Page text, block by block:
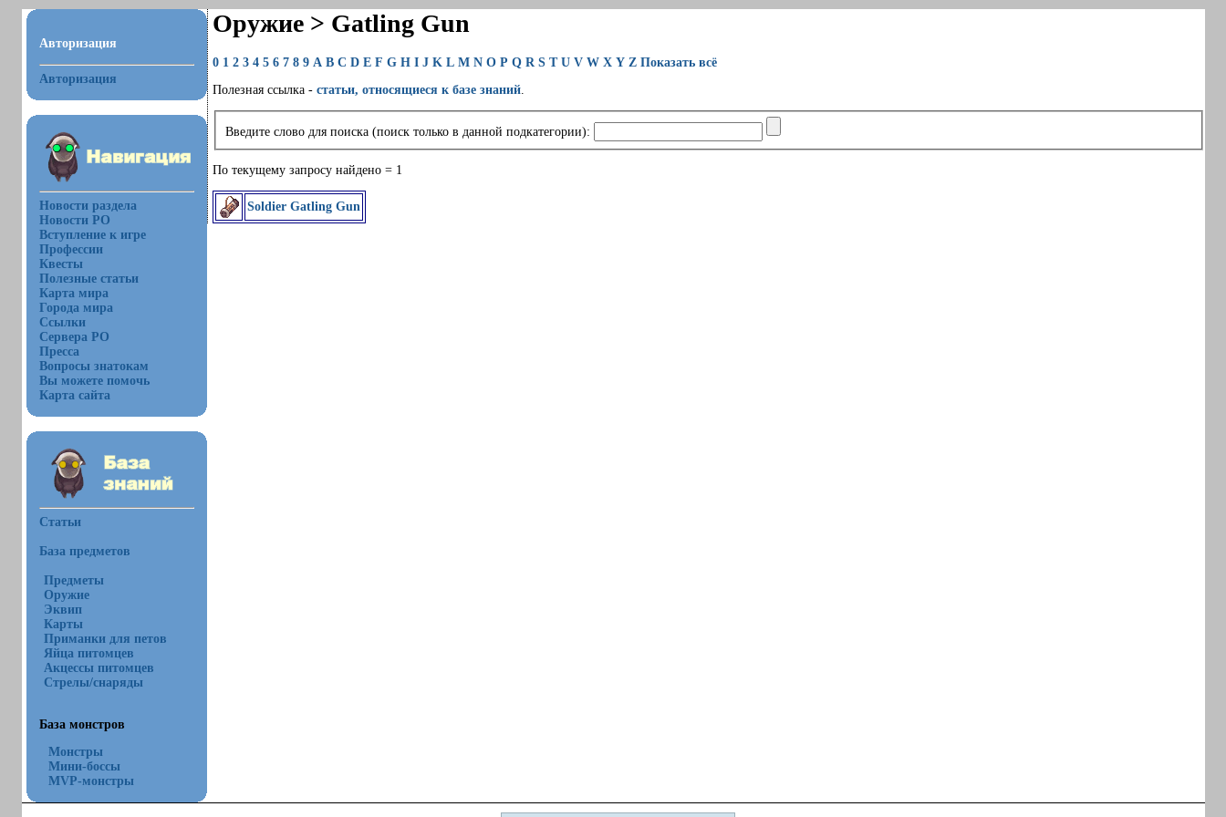
Авторизация
Авторизация
Новости раздела
Новости РО
Вступление к игре
Профессии
Квесты
Полезные статьи
Карта мира
Города мира
Ссылки
Сервера РО
Пресса
Вопросы знатокам
Вы можете помочь
Карта сайта
Статьи
База предметов
Предметы
Оружие
Эквип
Карты
Приманки для петов
Яйца питомцев
Акцессы питомцев
Стрелы/снаряды
База монстров
Монстры
Мини-боссы
MVP-монстры
Оружие > Gatling Gun
0 1 2 3 4 5 6 7 8 9 A B C D E F G H I J K L M N O P Q R S T U V W X Y Z Показать всё
Полезная ссылка - статьи, относящиеся к базе знаний.
Введите слово для поиска (поиск только в данной подкатегории):
По текущему запросу найдено = 1
Soldier Gatling Gun